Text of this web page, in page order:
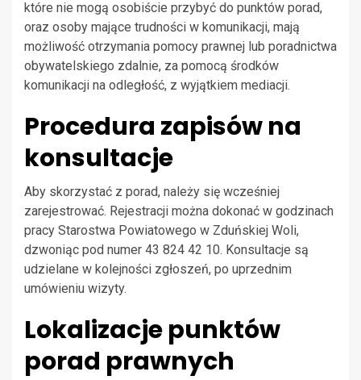
które nie mogą osobiście przybyć do punktów porad,
oraz osoby mające trudności w komunikacji, mają
możliwość otrzymania pomocy prawnej lub poradnictwa
obywatelskiego zdalnie, za pomocą środków
komunikacji na odległość, z wyjątkiem mediacji.
Procedura zapisów na
konsultacje
Aby skorzystać z porad, należy się wcześniej
zarejestrować. Rejestracji można dokonać w godzinach
pracy Starostwa Powiatowego w Zduńskiej Woli,
dzwoniąc pod numer 43 824 42 10. Konsultacje są
udzielane w kolejności zgłoszeń, po uprzednim
umówieniu wizyty.
Lokalizacje punktów
porad prawnych